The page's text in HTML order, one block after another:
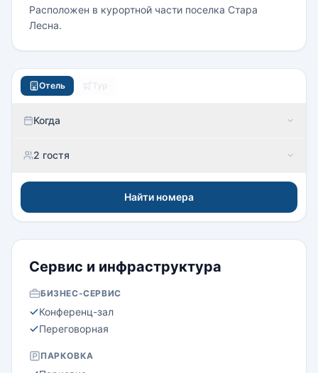
Расположен в курортной части поселка Стара
Лесна.
Отель Тур
Когда
2 гостя
Найти номера
Сервис и инфраструктура
БИЗНЕС-СЕРВИС
Конференц-зал
Переговорная
ПАРКОВКА